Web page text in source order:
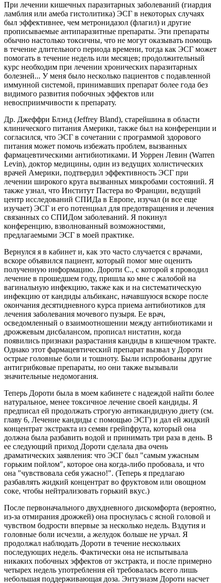
При лечении кишечных паразитарных заболеваний (гиардия
ламблия или амеба гистолитика) ЭСГ в некоторых случаях
был эффективнее, чем метронидазол (флагил) и другие
прописываемые антипаразитные препараты. Эти препараты
обычно настолько токсичны, что не могут оказывать помощь
в течение длительного периода времени, тогда как ЭСГ может
помогать в течение недель или месяцев; продолжительный
курс необходим при лечении хронических паразитарных
болезней... У меня было несколько пациентов с подавленной
иммунной системой, принимавших препарат более года без
видимого развития побочных эффектов или
невосприимчивости к препарату.
Др. Джеффри Блэнд (Jeffrey Bland), старейшина в области
клинического питания Америки, также был на конференции и
согласился, что ЭСГ в сочетании с программой здорового
питания может помочь избежать проблем, вызванных
фармацевтическими антибиотиками. И Уоррен Левин (Warren
Levin), доктор медицины, один из ведущих холистических
врачей Америки, подтвердил эффективность ЭСГ при
лечении широкого круга вызванных микробами состояний. Я
также узнал, что Институт Пастера во Франции, ведущий
центр исследований СПИДа в Европе, изучал (и все еще
изучает) ЭСГ и его потенциал для предотвращения и лечения
связанных со СПИДом заболеваний. Я покинул
конференцию, взволнованный возможностями,
предлагаемыми ЭСГ в моей практике.
Вернулся я в кабинет и, как это часто случается с врачами,
вскоре объявился пациент, который помог мне оценить
полученную информацию. Дороти С., с которой я проводил
лечение в прошедшем году, пришла ко мне с жалобой на
вагинальную инфекцию, также как и на систематическую
инфекцию от кандиды альбиканс, начавшуюся вскоре после
окончания десятидневного курса приема антибиотиков для
лечения заболевания мочевого пузыря. Ее врач,
осведомленный о взаимоотношении между антибиотиками и
дрожжевым дисбалансом, прописал нистатин, когда
появились признаки разрастания кандиды в кишечном тракте.
Однако этот фармацевтический препарат вызвал у Дороти
острые головные боли и тошноту. Были испробованы другие
антигрибковые препараты, но они также вызывали
значительные недомогания.
Теперь Дороти была в моем кабинете с надеждой найти более
натуральное, менее токсичное лечение своей кандиды. Я
предписал ей продолжать строгую антикандидную диету (см.
главу 6, Лечение кандиды с помощью ЭСГ) и дал ей жидкий
концентрат экстракта из семян грейпфрута, который она
должна была разбавить водой и принимать три раза в день. В
ее следующий приход Дороти сделала два очень
драматических заявления: что ЭСГ был "самым ужасным
горьким пойлом", которое она когда-либо пробовала, и что
она "чувствовала себя ужасно!". (Теперь я предлагаю
разбавлять жидкий концентрат во фруктовом или овощном
соке, чтобы нейтрализовать горький вкус.)
После первоначального двухдневного дискомфорта (вероятно,
из-за отмирания дрожжей) она проснулась с ясной головой и
чувством бодрости впервые за несколько недель. Вздутия и
головные боли исчезли, а желудок больше не урчал. Я
продолжал наблюдать Дороти в течение нескольких
последующих недель. Фактически она не испытывала
никаких побочных эффектов от экстракта, и после примерно
четырех недель употребления ей требовалась всего лишь
небольшая поддерживающая доза. Энтузиазм Дороти насчет